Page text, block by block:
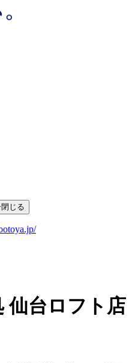
閉じる
仙台ロフト